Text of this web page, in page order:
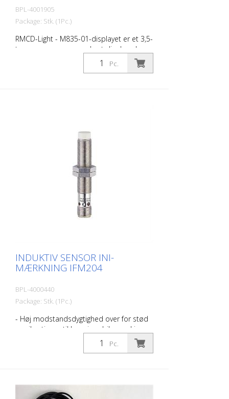
BPL-4001905
Package: Stk. (1Pc.)
RMCD-Light - M835-01-displayet er et 3,5-
tommers programmerbart display, der er
designet til brug i køretøjer og off-
highway-maskiner. DSEM835 giver
og understøttelse af Tier 4F Stage 5-
Pc.
INDUKTIV SENSOR INI-
MÆRKNING IFM204
BPL-4000440
Package: Stk. (1Pc.)
- Høj modstandsdygtighed over for stød
og vibrationer til brug i mobile maskiner -
E1-typegodkendelse af den føderale
myndighed for motortransport - Høj
til RMCD-Light
Pc.